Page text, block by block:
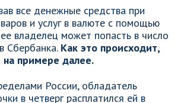
все денежные средства при
и услуг в валюте с помощью
владелец может попасть в число
Сбербанка. Как это происходит,
на примере далее.
России, обладатель
в четверг расплатился ей в